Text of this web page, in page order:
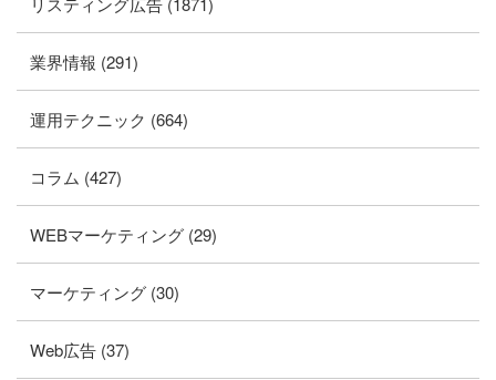
業界情報 (291)
運用テクニック (664)
コラム (427)
WEBマーケティング (29)
マーケティング (30)
Web広告 (37)